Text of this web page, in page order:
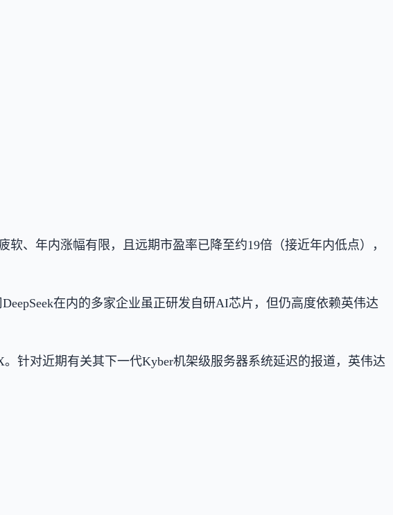
软、年内涨幅有限，且远期市盈率已降至约19倍（接近年内低点），
在内的多家企业虽正研发自研AI芯片，但仍高度依赖英伟达
针对近期有关其下一代Kyber机架级服务器系统延迟的报道，英伟达